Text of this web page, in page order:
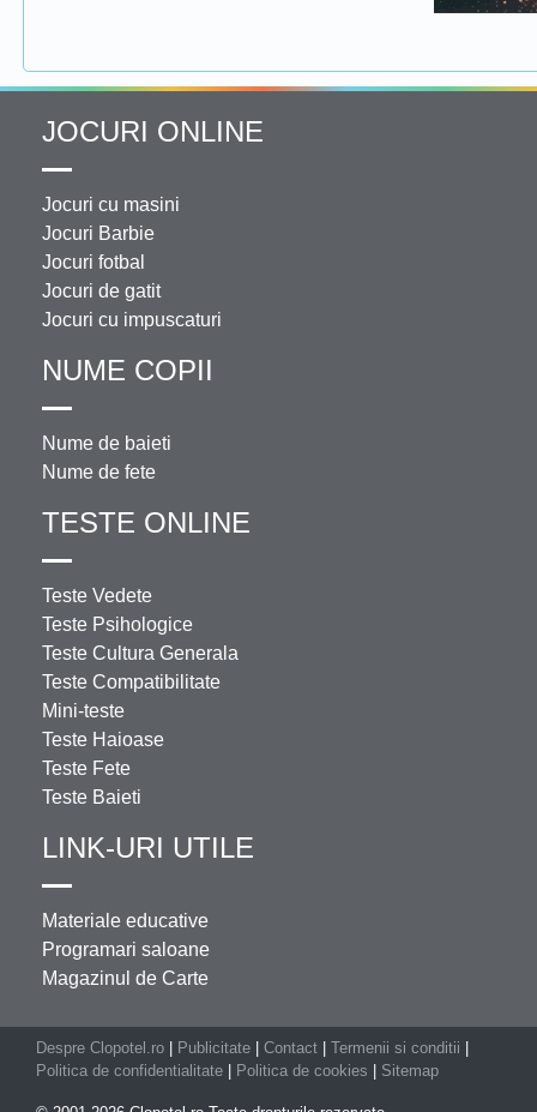
JOCURI ONLINE
Jocuri cu masini
Jocuri Barbie
Jocuri fotbal
Jocuri de gatit
Jocuri cu impuscaturi
NUME COPII
Nume de baieti
Nume de fete
TESTE ONLINE
Teste Vedete
Teste Psihologice
Teste Cultura Generala
Teste Compatibilitate
Mini-teste
Teste Haioase
Teste Fete
Teste Baieti
LINK-URI UTILE
Materiale educative
Programari saloane
Magazinul de Carte
Despre Clopotel.ro Publicitate Contact Termenii si conditii
Politica de confidentialitate
Politica de cookies Sitemap